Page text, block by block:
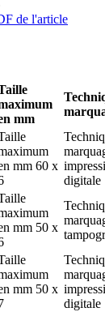
de l'article
mm
mm 60 x
digitale
mm 50 x
mm 50 x
digitale